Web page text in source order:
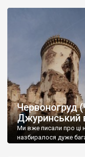
Червоногруд
Джуринський
Ми вже писали про ці
назбиралося дуже